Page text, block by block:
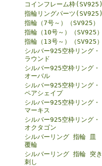
コインフレーム枠(SV925)
指輪リングパーツ(SV925)
指輪（7号～）（SV925）
指輪（10号～）（SV925）
指輪（13号～）（SV925）
シルバー925空枠リング・
ラウンド
シルバー925空枠リング・
オーバル
シルバー925空枠リング・
ペアシェイプ
シルバー925空枠リング・
マーキス
シルバー925空枠リング・
オクタゴン
シルバーリング 指輪 皿
覆輪
シルバーリング 指輪 突き
刺し